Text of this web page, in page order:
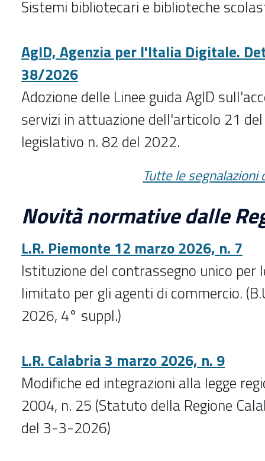
Sistemi bibliotecari e biblioteche
AgID, Agenzia per l'Italia Digitale.
38/2026
Adozione delle Linee guida AgID
servizi in attuazione dell'articolo 21
legislativo n. 82 del 2022.
Tutte le
Novità normative dalle
L.R. Piemonte 12 marzo 2026, n. 7
Istituzione del contrassegno unico per
limitato per gli agenti di commercio.
2026, 4° suppl.)
L.R. Calabria 3 marzo 2026, n. 9
Modifiche ed integrazioni alla legge
2004, n. 25 (Statuto della Regione
del 3-3-2026)